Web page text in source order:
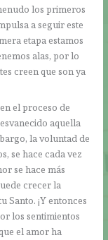
los primeros
a seguir este
etapa estamos
alas, por lo
creen que son ya
el proceso de
aquella
la voluntad de
se hace cada vez
se hace más
crecer la
Santo. ¡Y entonces
los sentimientos
el amor ha